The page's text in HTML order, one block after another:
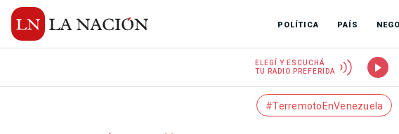
POLÍTICA PAÍS
ELEGÍ Y ESCUCHÁ
TU RADIO PREFERIDA
#TerremotoEnVenezuela